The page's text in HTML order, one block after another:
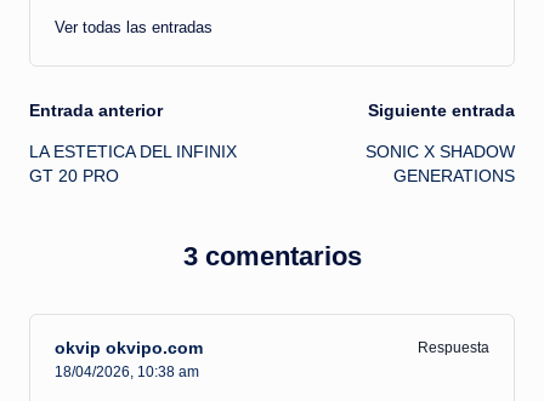
Ver todas las entradas
Navegación
de
Entrada anterior
LA ESTETICA DEL INFINIX
GT 20 PRO
Siguiente entrada
SONIC X SHADOW
GENERATIONS
3 comentarios
okvip okvipo.com
Respuesta
18/04/2026, 10:38 am